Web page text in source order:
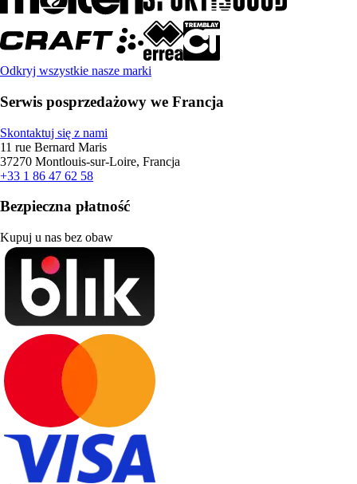
Odkryj wszystkie nasze marki
Serwis posprzedażowy we Francja
Skontaktuj się z nami
11 rue Bernard Maris
37270 Montlouis-sur-Loire, Francja
+33 1 86 47 62 58
Bezpieczna płatność
Kupuj u nas bez obaw